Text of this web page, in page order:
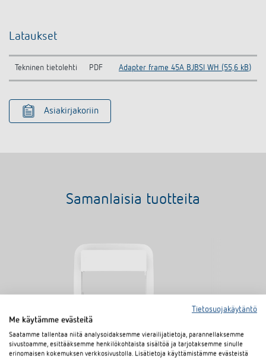
Lataukset
Tekninen tietolehti PDF Adapter frame 45A BJBSI WH (55,6 kB)
Asiakirjakoriin
Samanlaisia tuotteita
Adapter frame 45A BJRE WH Adapter frame
Tietosuojakäytäntö
Me käytämme evästeitä
Saatamme tallentaa niitä analysoidaksemme vierailijatietoja, parannellaksemme
sivustoamme, esittääksemme henkilökohtaista sisältöä ja tarjotaksemme sinulle
erinomaisen kokemuksen verkkosivustolla. Lisätietoja käyttämistämme evästeistä